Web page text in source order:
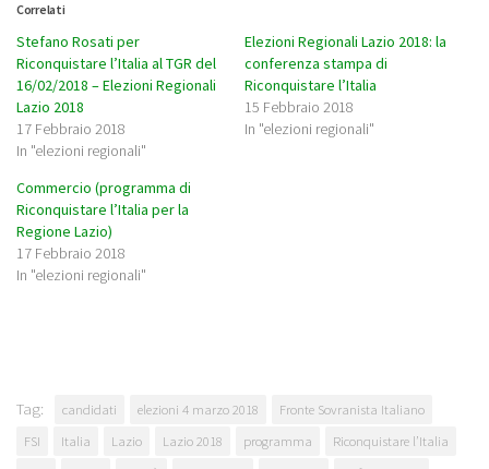
Correlati
Stefano Rosati per
Riconquistare l’Italia al TGR del
16/02/2018 – Elezioni Regionali
Lazio 2018
17 Febbraio 2018
In "elezioni regionali"
Elezioni Regionali Lazio 2018: la
conferenza stampa di
Riconquistare l’Italia
15 Febbraio 2018
In "elezioni regionali"
Commercio (programma di
Riconquistare l’Italia per la
Regione Lazio)
17 Febbraio 2018
In "elezioni regionali"
Tag: candidati elezioni 4 marzo 2018
Fronte Sovranista Italiano
FSI
Italia Lazio Lazio 2018 programma
Riconquistare l’Italia